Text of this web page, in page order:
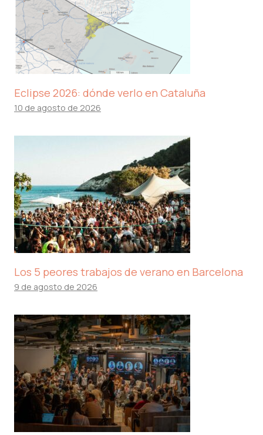
Eclipse 2026: dónde verlo en Cataluña
10 de agosto de 2026
Los 5 peores trabajos de verano en Barcelona
9 de agosto de 2026